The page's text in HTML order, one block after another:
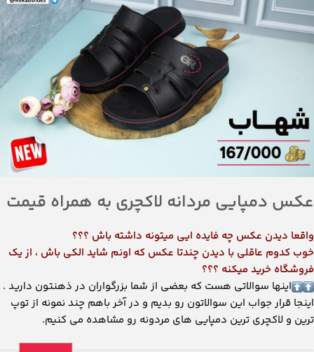
عکس دمپایی مردانه لاکچری به همراه قیمت
واقعا دیدن عکس چه فایده ایی میتونه داشته باش ؟؟؟
خوب کدوم عاقلی با دیدن چندتا عکس که اونم شاید الکی باش ، از یک
فروشگاه خرید میکنه ؟؟؟
اینها سوالاتی هست که بعضی از شما بزرگواران در ذهنتون دارید .
اینجا قرار جواب این سوالاتون رو بدیم و در آخر باهم چند نمونه از توپ
ترین و لاکچری ترین دمپایی های مردونه رو مشاهده می کنیم.